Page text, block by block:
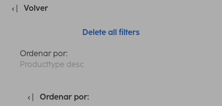
Volver
Delete all filters
Ordenar por:
Producttype desc
Ordenar por: